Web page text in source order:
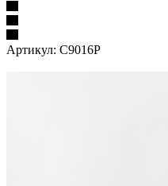
Артикул: C9016P